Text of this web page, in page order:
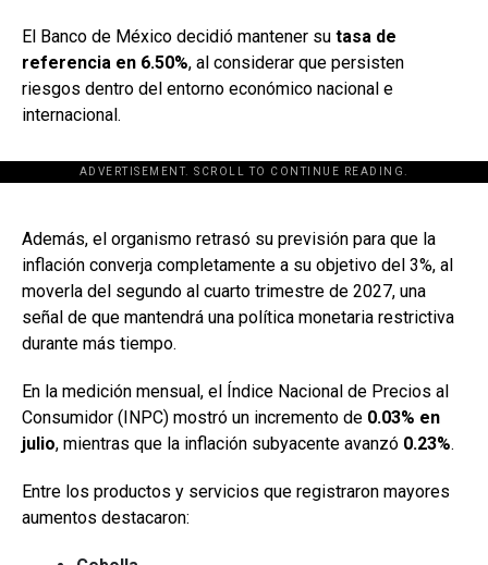
El Banco de México decidió mantener su tasa de
referencia en 6.50%, al considerar que persisten
riesgos dentro del entorno económico nacional e
internacional.
ADVERTISEMENT. SCROLL TO CONTINUE READING.
[adsforwp id="243463"]
Además, el organismo retrasó su previsión para que la
inflación converja completamente a su objetivo del 3%, al
moverla del segundo al cuarto trimestre de 2027, una
señal de que mantendrá una política monetaria restrictiva
durante más tiempo.
En la medición mensual, el Índice Nacional de Precios al
Consumidor (INPC) mostró un incremento de 0.03% en
julio, mientras que la inflación subyacente avanzó 0.23%.
Entre los productos y servicios que registraron mayores
aumentos destacaron: